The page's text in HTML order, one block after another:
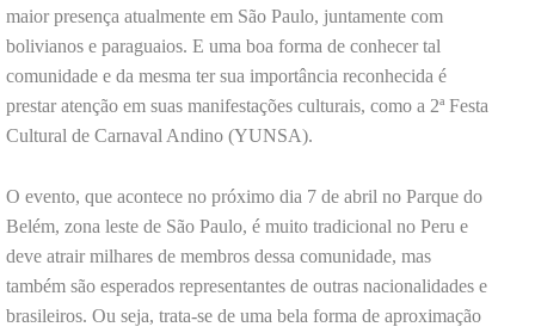
maior presença atualmente em São Paulo, juntamente com
bolivianos e paraguaios. E uma boa forma de conhecer tal
comunidade e da mesma ter sua importância reconhecida é
prestar atenção em suas manifestações culturais, como a 2ª Festa
Cultural de Carnaval Andino (YUNSA).
O evento, que acontece no próximo dia 7 de abril no Parque do
Belém, zona leste de São Paulo, é muito tradicional no Peru e
deve atrair milhares de membros dessa comunidade, mas
também são esperados representantes de outras nacionalidades e
brasileiros. Ou seja, trata-se de uma bela forma de aproximação